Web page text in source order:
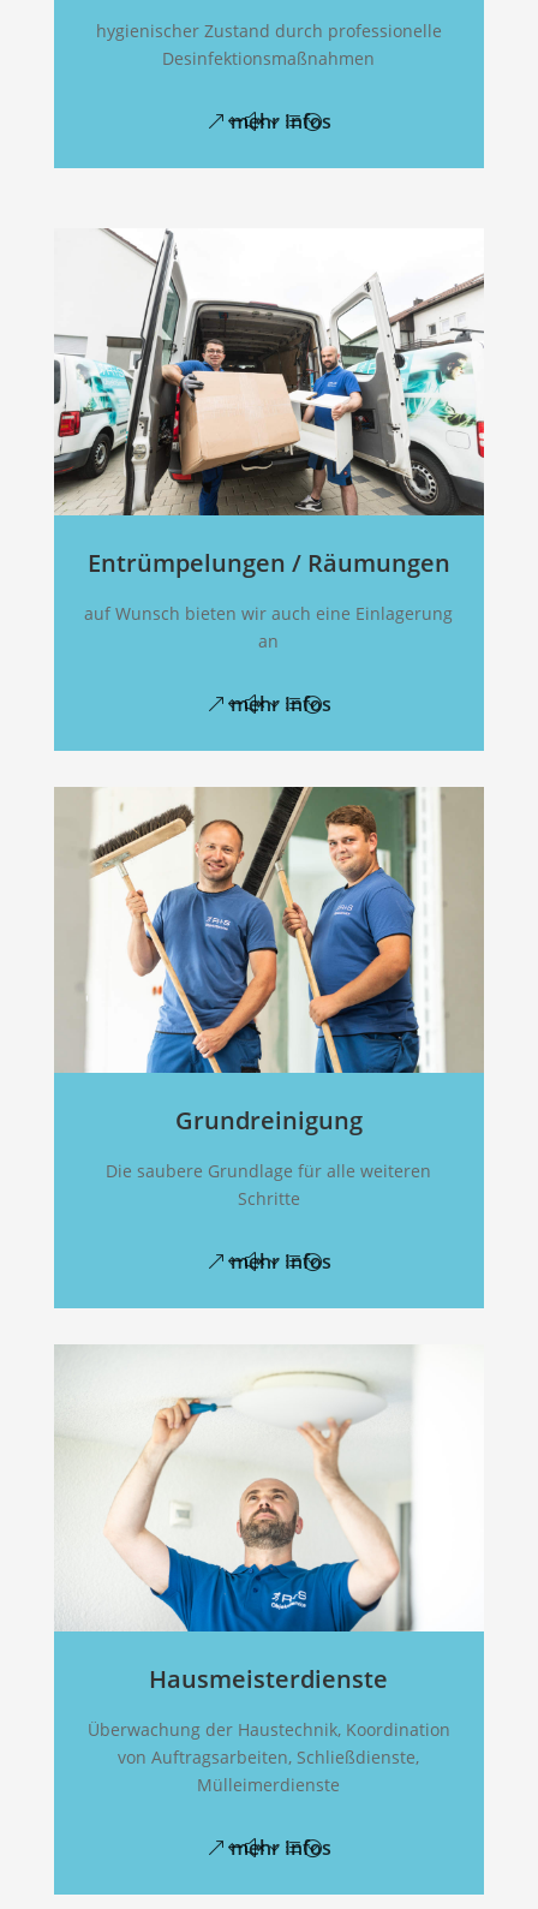
hygienischer Zustand durch professionelle
Desinfektionsmaßnahmen
mehr Infos
Entrümpelungen / Räumungen
auf Wunsch bieten wir auch eine Einlagerung
an
mehr Infos
Grundreinigung
Die saubere Grundlage für alle weiteren
Schritte
mehr Infos
Hausmeisterdienste
Überwachung der Haustechnik, Koordination
von Auftragsarbeiten, Schließdienste,
Mülleimerdienste
mehr Infos